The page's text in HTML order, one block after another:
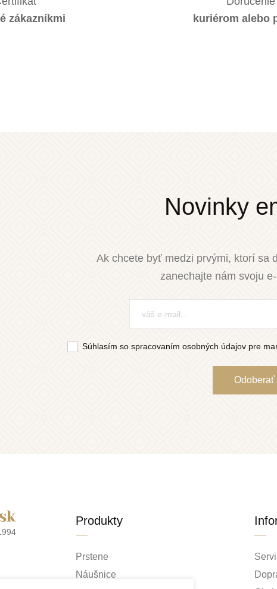
zákazníkmi
kuriérom alebo
Novinky
Ak chcete byť medzi prvými, ktorí sa
zanechajte nám svoju
Súhlasím so spracovaním osobných údajov pre
Produkty
Prstene
Náušnice